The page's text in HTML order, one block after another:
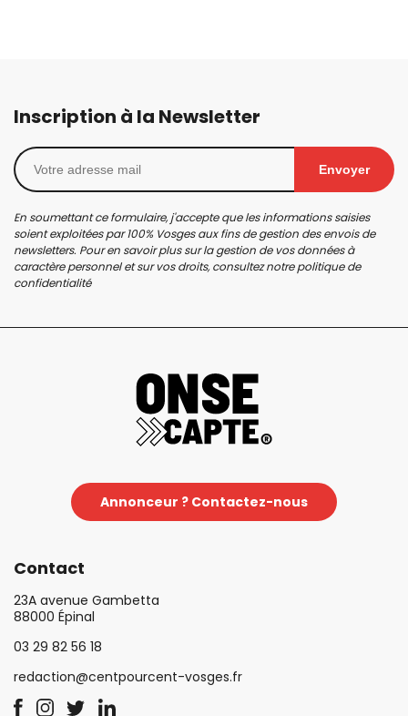
Inscription à la Newsletter
Envoyer
En soumettant ce formulaire, j'accepte que les informations saisies
soient exploitées par 100% Vosges aux fins de gestion des envois de
newsletters. Pour en savoir plus sur la gestion de vos données à
caractère personnel et sur vos droits, consultez notrepolitique de
confidentialité
Annonceur ? Contactez-nous
Contact
23A avenue Gambetta
88000 Épinal
03 29 82 56 18
redaction@centpourcent-vosges.fr